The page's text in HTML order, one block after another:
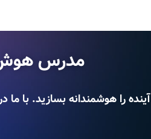
مدرس
آینده را هوشمندانه بسازید.